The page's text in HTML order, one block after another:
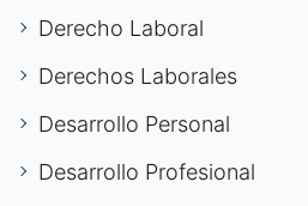
Derecho Laboral
Derechos Laborales
Desarrollo Personal
Desarrollo Profesional